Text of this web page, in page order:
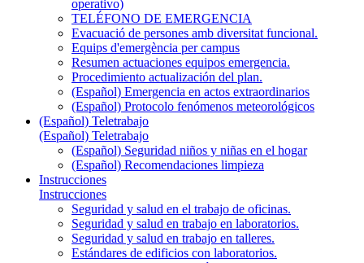
operativo)
TELÉFONO DE EMERGENCIA
Evacuació de persones amb diversitat funcional.
Equips d'emergència per campus
Resumen actuaciones equipos emergencia.
Procedimiento actualización del plan.
(Español) Emergencia en actos extraordinarios
(Español) Protocolo fenómenos meteorológicos
(Español) Teletrabajo
(Español) Teletrabajo
(Español) Seguridad niños y niñas en el hogar
(Español) Recomendaciones limpieza
Instrucciones
Instrucciones
Seguridad y salud en el trabajo de oficinas.
Seguridad y salud en trabajo en laboratorios.
Seguridad y salud en trabajo en talleres.
Estándares de edificios con laboratorios.